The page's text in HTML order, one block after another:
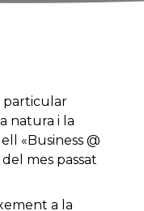
particular
natura i la
«Business @
mes passat
a la